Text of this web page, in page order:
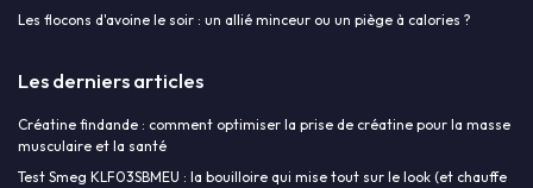
Les flocons d'avoine le soir : un allié minceur ou un piège à calories ?
Les derniers articles
Créatine findande : comment optimiser la prise de créatine pour la masse
musculaire et la santé
Test Smeg KLF03SBMEU : la bouilloire qui mise tout sur le look (et chauffe